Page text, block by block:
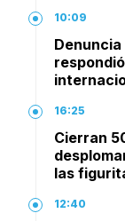
10:09
Denuncia
16:25
Cierran
las
12:40